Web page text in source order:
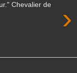
›
Chevalier de